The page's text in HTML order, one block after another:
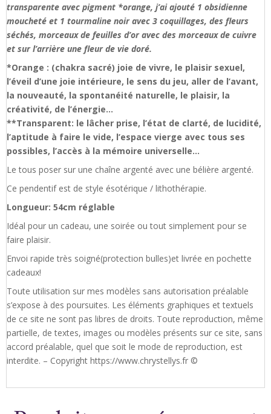
transparente avec pigment *orange, j’ai ajouté 1 obsidienne
moucheté et 1 tourmaline noir avec 3 coquillages, des fleurs
séchés, morceaux de feuilles d’or avec des morceaux de cuivre
et sur l’arrière une fleur de vie doré.
*Orange : (chakra sacré) joie de vivre, le plaisir sexuel,
l’éveil d’une joie intérieure, le sens du jeu, aller de l’avant,
la nouveauté, la spontanéité naturelle, le plaisir, la
créativité, de l’énergie…
**Transparent: le lâcher prise, l’état de clarté, de lucidité,
l’aptitude à faire le vide, l’espace vierge avec tous ses
possibles, l’accès à la mémoire universelle…
Le tous poser sur une chaîne argenté avec une bélière argenté.
Ce pendentif est de style ésotérique / lithothérapie.
Longueur: 54cm réglable
Idéal pour un cadeau, une soirée ou tout simplement pour se
faire plaisir.
Envoi rapide très soigné(protection bulles)et livrée en pochette
cadeaux!
Toute utilisation sur mes modèles sans autorisation préalable
s’expose à des poursuites. Les éléments graphiques et textuels
de ce site ne sont pas libres de droits. Toute reproduction, même
partielle, de textes, images ou modèles présents sur ce site, sans
accord préalable, quel que soit le mode de reproduction, est
interdite. – Copyright https://www.chrystellys.fr ©